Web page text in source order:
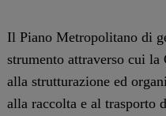
Il Piano Metropolitano di
strumento attraverso cui
alla strutturazione ed
alla raccolta e al trasporto